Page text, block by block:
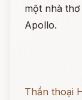
một nhà
Apollo.
Thần thoại